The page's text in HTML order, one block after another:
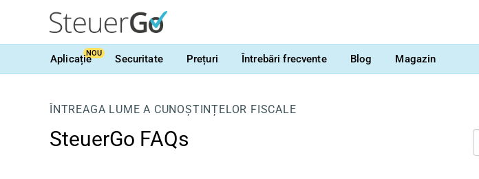
AplicațieNOU Securitate Prețuri Întrebări frecvente Blog Magazin
ÎNTREAGA LUME A CUNOȘTINȚELOR FISCALE
SteuerGo FAQs